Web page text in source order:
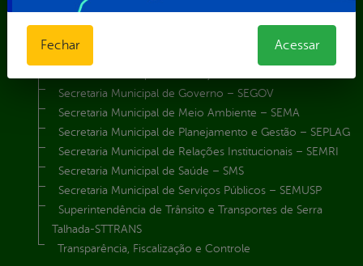
SEMARH / Secretaria de Agricultura Familiar – SEMAF
Secretaria Municipal de Governo – SEGOV
Secretaria Municipal de Meio Ambiente – SEMA
Secretaria Municipal de Planejamento e Gestão – SEPLAG
Secretaria Municipal de Relações Institucionais – SEMRI
Secretaria Municipal de Saúde – SMS
Secretaria Municipal de Serviços Públicos – SEMUSP
Superintendência de Trânsito e Transportes de Serra
Talhada-STTRANS
Transparência, Fiscalização e Controle
Fechar Acessar